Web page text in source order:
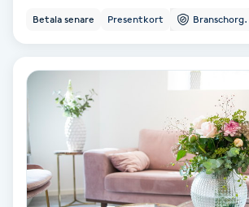
Torrborstning
Trådning
Träning
Tvätt & Fön
Betala senare Presentkort Branschorg.